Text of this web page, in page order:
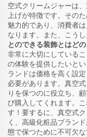
空式クリームジャーは
上げが特徴です。その
魅力的であり、消費者
なります。また、こうし
とのできる装飾とはど
非常に大切にしている
の体験を提供したいと
ランドは価格を高く設
必要があります。真空
りを保つのに役立ち、
び購入してくれます。
す！要するに、真空式
く、高級化粧品ブラン
態で保つために不可欠な